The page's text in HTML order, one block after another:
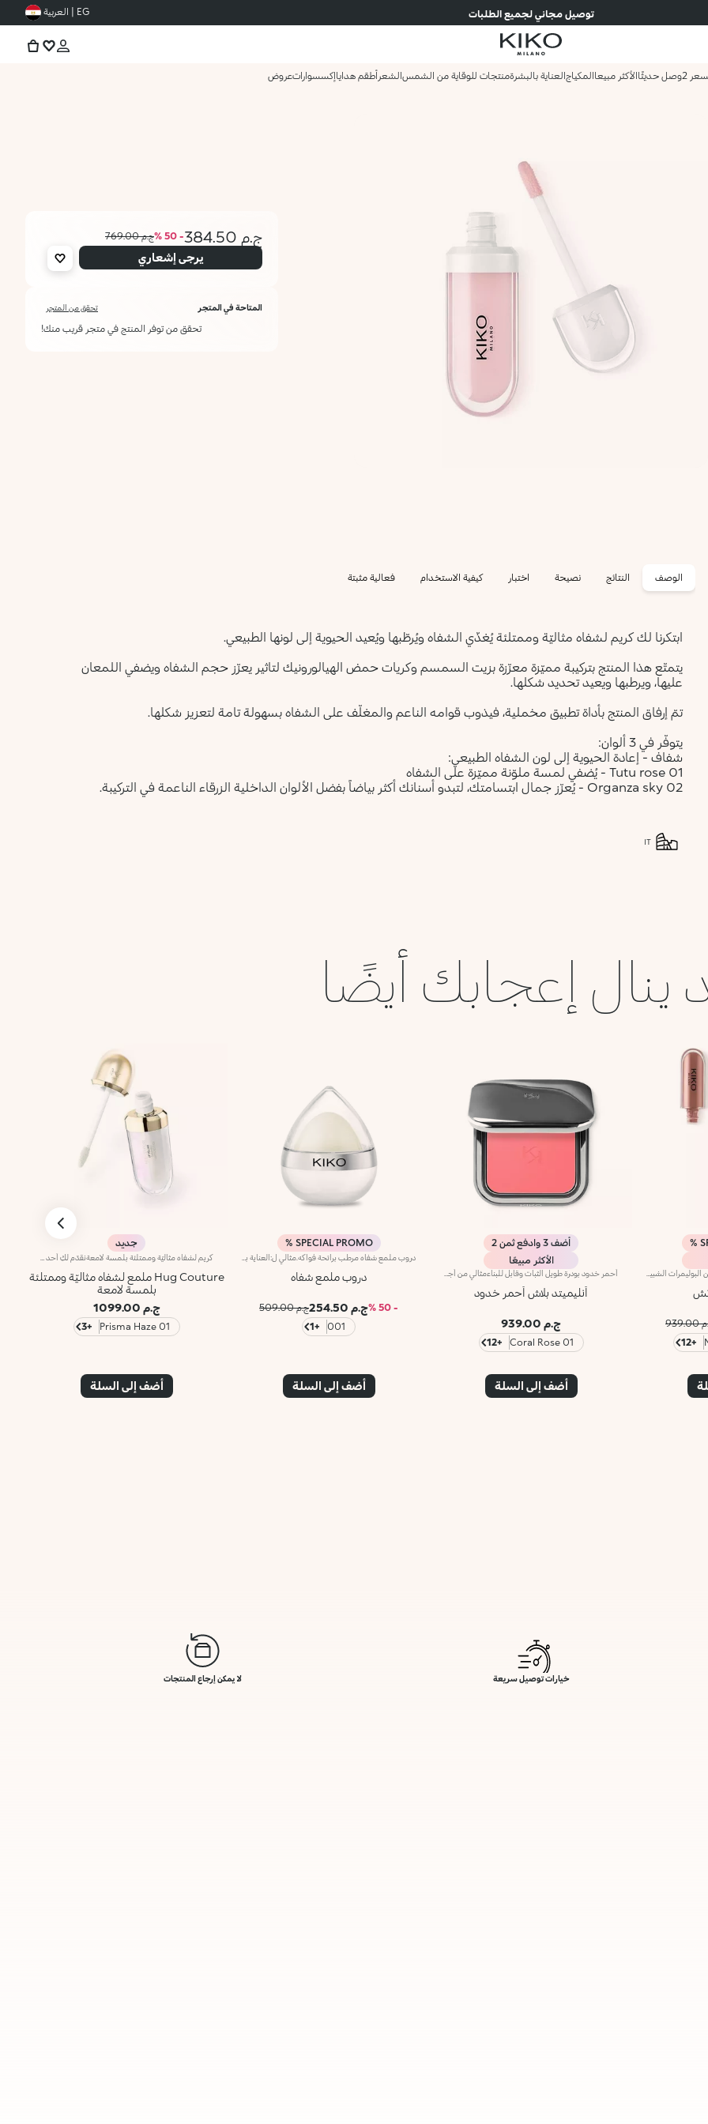
توصيل مجاني لجميع الطلبات EG | العربية
وصل حديثًاالأكثر مبيعاالمكياجالعناية بالبشرةمنتجات للوقاية من الشمسالشعر أطقم هداياإكسسواراتعروض
ج.م 384.50 - 50 % ج.م 769.00
يرجى إشعاري
المتاحة في المتجر تحقق من المتجر
تحقق من توفر المنتج في متجر قريب منك!
الوصف النتائج نصيحة اختبار كيفية الاستخدام فعالية مثبتة
ابتكرنا لك كريم لشفاه مثاليّة وممتلئة يُغذّي الشفاه ويُرطّبها ويُعيد الحيوية إلى لونها الطبيعي.
يتمتّع هذا المنتج بتركيبة مميّزة معزّزة بزيت السمسم وكريات حمض الهيالورونيك لتاثير يعزّز حجم الشفاه ويضفي اللمعان
عليها، ويرطبها ويعيد تحديد شكلها.
تمّ إرفاق المنتج بأداة تطبيق مخملية، فيذوب قوامه الناعم والمغلّف على الشفاه بسهولة تامة لتعزيز شكلها.
يتوفّر في 3 ألوان:
شفاف - إعادة الحيوية إلى لون الشفاه الطبيعي:
01 Tutu rose - يُضفي لمسة ملوّنة مميّزة على الشفاه
02 Organza sky - يُعزّز جمال ابتسامتك، لتبدو أسنانك أكثر بياضاً بفضل الألوان الداخلية الزرقاء الناعمة في التركيبة.
IT
ينال إعجابك أيضًا
+12
أضف 3 وادفع ثمن 2
الأكثر مبيعًا
أنليميتد بلاش أحمر خدود
ج.م 939.00
01 Coral Rose
+12
أضف إلى السلة
SPECIAL PROMO %
دروب ملمع شفاه
- 50 % ج.م 254.50
ج.م 509.00
001
+1
أضف إلى السلة
جديد
Hug Couture ملمع لشفاه مثاليّة وممتلئة
بلمسة لامعة
ج.م 1099.00
01 Prisma Haze
+3
أضف إلى السلة
خيارات توصيل سريعة لا يمكن إرجاع المنتجات